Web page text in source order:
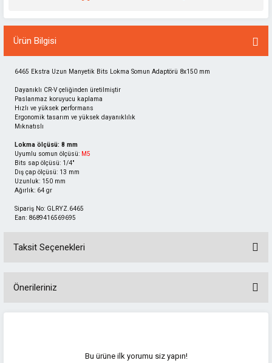
Ürün Bilgisi
6465 Ekstra Uzun Manyetik Bits Lokma Somun Adaptörü 8x150 mm
Dayanıklı CR-V çeliğinden üretilmiştir
Paslanmaz koruyucu kaplama
Hızlı ve yüksek performans
Ergonomik tasarım ve yüksek dayanıklılık
Mıknatıslı
Lokma ölçüsü: 8 mm
Uyumlu somun ölçüsü: M5
Bits sap ölçüsü: 1/4"
Dış çap ölçüsü: 13 mm
Uzunluk: 150 mm
Ağırlık: 64 gr
Sipariş No: GLRYZ.6465
Ean: 8689416569695
Taksit Seçenekleri
Önerileriniz
Görüş ve önerileriniz için teşekkür ederiz.
Bu ürüne ilk yorumu siz yapın!